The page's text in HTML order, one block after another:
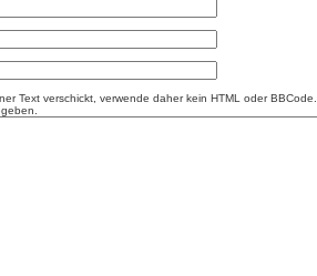
Text verschickt, verwende daher kein HTML oder